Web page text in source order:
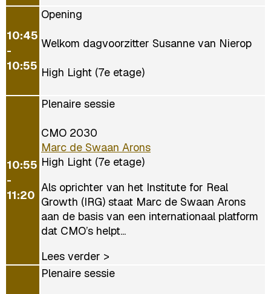
10:45
-
10:55
Opening
Welkom dagvoorzitter Susanne van Nierop
High Light (7e etage)
10:55
-
11:20
Plenaire sessie
CMO 2030
Marc de Swaan Arons
High Light (7e etage)
Als oprichter van het Institute for Real
Growth (IRG) staat Marc de Swaan Arons
aan de basis van een internationaal platform
dat CMO’s helpt...
Lees verder >
Plenaire sessie